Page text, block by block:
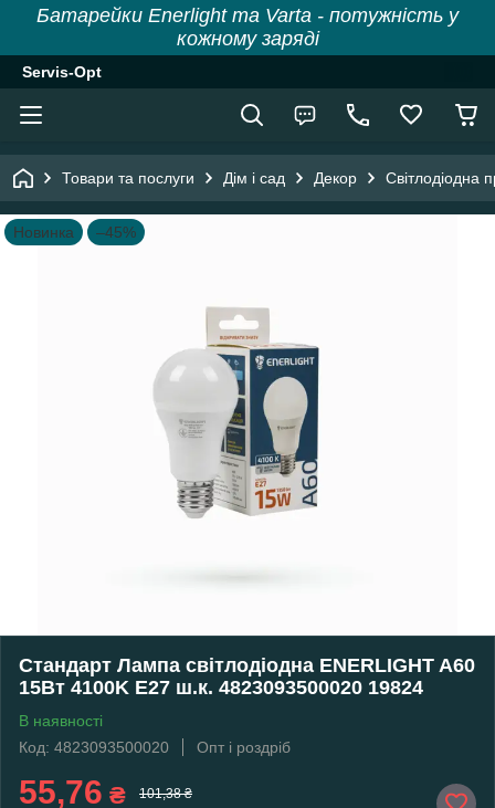
Батарейки Enerlight та Varta - потужність у
кожному заряді
Servis-Opt
Товари та послуги Дім і сад Декор Світлодіодна
Новинка –45%
Стандарт Лампа світлодіодна ENERLIGHT A60
15Вт 4100K E27 ш.к. 4823093500020 19824
В наявності
Код: 4823093500020
Опт і роздріб
55,76 ₴ 101,38 ₴